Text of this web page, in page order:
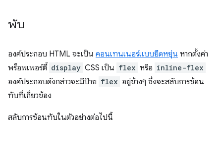
พับ
องค์ประกอบ HTML จะเป็น คอนเทนเนอร์แบบยืดหยุ่น หากตั้งค่า
พร็อพเพอร์ตี้ display CSS เป็น flex หรือ inline-flex
องค์ประกอบดังกล่าวจะมีป้าย flex อยู่ข้างๆ ซึ่งจะสลับการซ้อน
ทับที่เกี่ยวข้อง
สลับการซ้อนทับในตัวอย่างต่อไปนี้